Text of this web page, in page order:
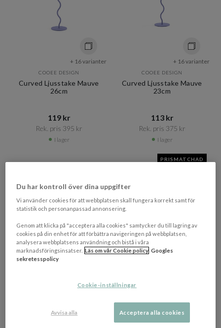
+ 16 varianter
COOEE DESIGN
Curved Ljusstake Mauve
26cm
119 kr​​
Rek. pris 395 kr​​
I lager
+ 16 varianter
COOEE DESIGN
Curved Ljusstake Mauve
23cm
113 kr​​
Rek. pris 375 kr​​
I lager
COOEE DESIGN
PRISMATCHAD
23cm
Du har kontroll över dina uppgifter
Vi använder cookies för att webbplatsen skall fungera korrekt samt för
statistik och personanpassad annonsering.
Genom att klicka på "acceptera alla cookies" samtycker du till lagring av
cookies på din enhet för att förbättra navigeringen på webbplatsen,
analysera webbplatsens användning och bistå i våra
marknadsföringsinsatser. Läs om vår Cookie policy Googles
sekretesspolicy
Cookie-inställningar
Avvisa alla Acceptera alla cookies